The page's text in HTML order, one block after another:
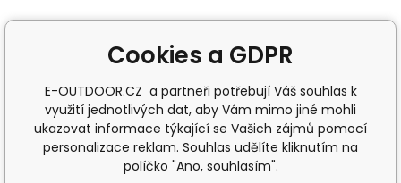
Cookies a GDPR
E-OUTDOOR.CZ a partneři potřebují Váš souhlas k
využití jednotlivých dat, aby Vám mimo jiné mohli
ukazovat informace týkající se Vašich zájmů pomocí
personalizace reklam. Souhlas udělíte kliknutím na
políčko "Ano, souhlasím".